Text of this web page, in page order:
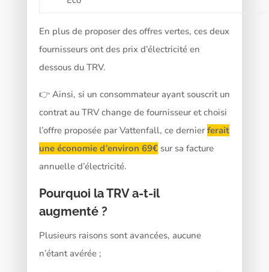
En plus de proposer des offres vertes, ces deux
fournisseurs ont des prix d’électricité en
dessous du TRV.
👉 Ainsi, si un consommateur ayant souscrit un
contrat au TRV change de fournisseur et choisi
l’offre proposée par Vattenfall, ce dernierferait
une économie d’environ 69€sur sa facture
annuelle d’électricité.
Pourquoi la TRV a-t-il
augmenté ?
Plusieurs raisons sont avancées, aucune
n’étant avérée ;